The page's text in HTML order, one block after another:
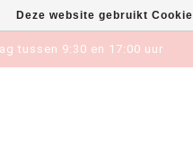
tussen 9:30 en 17:00 uur
Deze website gebruikt